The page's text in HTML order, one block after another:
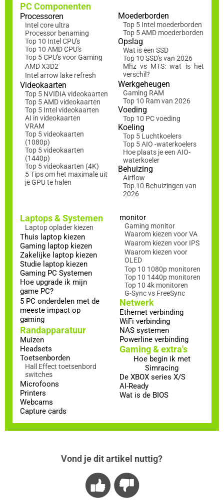
PC Componenten
Processoren
Intel core ultra
Processor benaming
Top 10 Intel CPU's
Top 10 AMD CPU's
Top 5 CPU's voor Gaming
AMD X3D2
Intel arrow lake refresh
Videokaarten
Top 5 NVIDIA videokaarten
Top 5 AMD videokaarten
Top 5 Intel videokaarten
AI in videokaarten
VRAM
Top 5 videokaarten
(1080p)
Top 5 videokaarten
(1440p)
Top 5 videokaarten (4K)
5 Tips om het maximale uit
je GPU te halen
Moederborden
Top 5 Intel moederborden
Top 5 AMD moederborden
Opslag
Wat is een SSD
Top 10 SSD's van 2026
Mhz vs MTS: wat is het
verschil?
Werkgeheugen
Gaming RAM
Top 10 Ram van 2026
Voeding
Top 10 PC voeding
Koeling
Top 5 Luchtkoelers
Top 5 AIO -waterkoelers
Hoe plaats je een AIO-
waterkoeler
Behuizing
Airflow
Top 10 Behuizingen van
2026
Laptops & Systemen
Laptop oplader kiezen
Thuis laptop kiezen
Gaming laptop kiezen
Zakelijke laptop kiezen
Studie laptop kiezen
Gaming PC Systemen
Hoe upgrade ik mijn
game PC?
5 PC onderdelen met de
meeste impact op
gaming
Randapparatuur
Muizen
Headsets
Toetsenborden
Hall Effect toetsenbord
switches
Microfoons
Printers
Webcams
Capture cards
monitor
Gaming monitor
Waarom kiezen voor VA
Waarom kiezen voor IPS
Waarom kiezen voor
OLED
Top 10 1080p monitoren
Top 10 1440p monitoren
Top 10 4k monitoren
G-Sync vs FreeSync
Netwerk
Ethernet verbinding
WiFi verbinding
NAS systemen
Powerline verbinding
Gaming & extra's
Hoe begin ik met
Simracing
De XBOX series X/S
AI-Ready
Wat is de BIOS
Vond je dit artikel nuttig?